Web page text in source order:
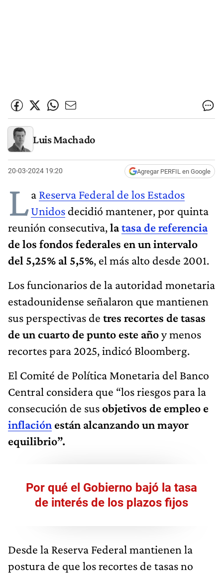
Luis Machado
20-03-2024 19:20 Agregar PERFIL en Google
La Reserva Federal de los Estados
Unidos decidió mantener, por quinta
reunión consecutiva,latasa de referencia
de los fondos federales en un intervalo
del 5,25% al 5,5%, el más alto desde 2001.
Los funcionarios de la autoridad monetaria
estadounidense señalaron que mantienen
sus perspectivas de tres recortes de tasas
de un cuarto de punto este añoy menos
recortes para 2025, indicó Bloomberg.
El Comité de Política Monetaria del Banco
Central considera que “los riesgos para la
consecución de susobjetivos de empleo e
inflación están alcanzando un mayor
equilibrio”.
Por qué el Gobierno bajó la tasa
de interés de los plazos fijos
Desde la Reserva Federal mantienen la
postura de que los recortes de tasas no